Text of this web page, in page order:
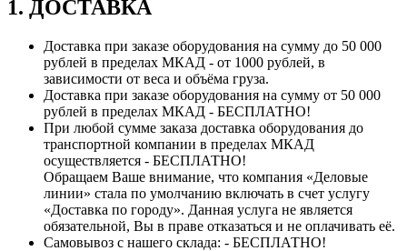
1. ДОСТАВКА
Доставка при заказе оборудования на сумму до 50 000
рублей в пределах МКАД - от 1000 рублей, в
зависимости от веса и объёма груза.
Доставка при заказе оборудования на сумму от 50 000
рублей в пределах МКАД - БЕСПЛАТНО!
При любой сумме заказа доставка оборудования до
транспортной компании в пределах МКАД
осуществляется - БЕСПЛАТНО!
Обращаем Ваше внимание, что компания «Деловые
линии» стала по умолчанию включать в счет услугу
«Доставка по городу». Данная услуга не является
обязательной, Вы в праве отказаться и не оплачивать её.
Самовывоз с нашего склада: - БЕСПЛАТНО!